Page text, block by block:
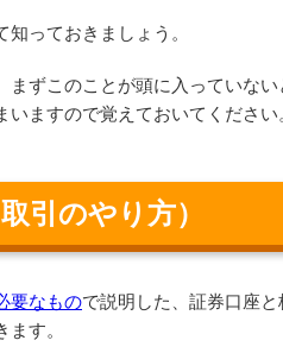
っておきましょう。
まずこのことが頭に入っていな
ますので覚えておいてください
引のやり方）
要なもので説明した、証券口座
す。